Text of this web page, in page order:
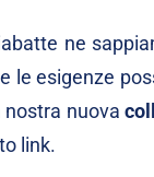
ne
le esigenze
nostra nuova
link.